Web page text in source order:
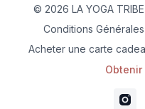
© 2026 LA YOGA
Conditions
Acheter une carte